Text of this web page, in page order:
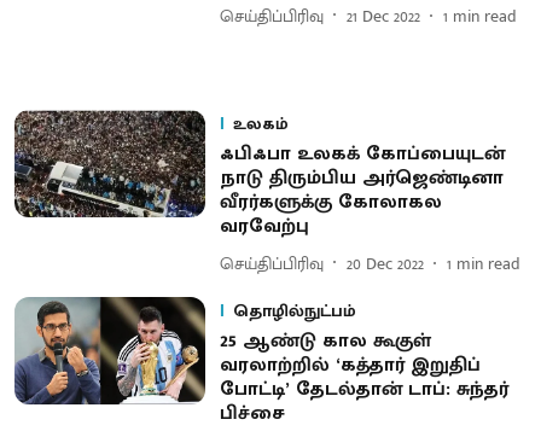
செய்திப்பிரிவு 21 Dec 2022 1 min read
உலகம்
ஃபிஃபா உலகக் கோப்பையுடன்
நாடு திரும்பிய அர்ஜெண்டினா
வீரர்களுக்கு கோலாகல
வரவேற்பு
செய்திப்பிரிவு 20 Dec 2022 1 min read
தொழில்நுட்பம்
25 ஆண்டு கால கூகுள்
வரலாற்றில் ‘கத்தார் இறுதிப்
போட்டி’ தேடல்தான் டாப்: சுந்தர்
பிச்சை